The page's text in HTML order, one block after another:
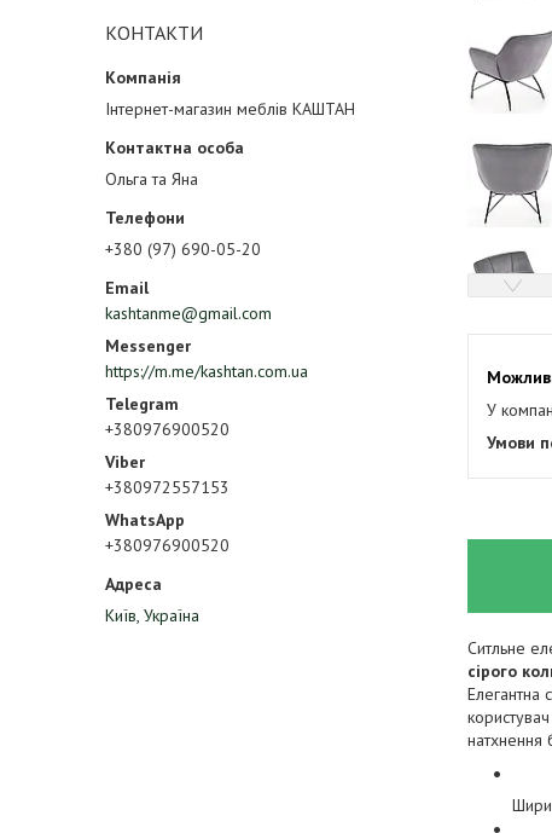
КОНТАКТИ
Інтернет-магазин меблів КАШТАН
Ольга та Яна
+380 (97) 690-05-20
kashtanme@gmail.com
https://m.me/kashtan.com.ua
+380976900520
+380972557153
+380976900520
Київ, Україна
У
Ситльне
сірого
Елегантна
натхнення